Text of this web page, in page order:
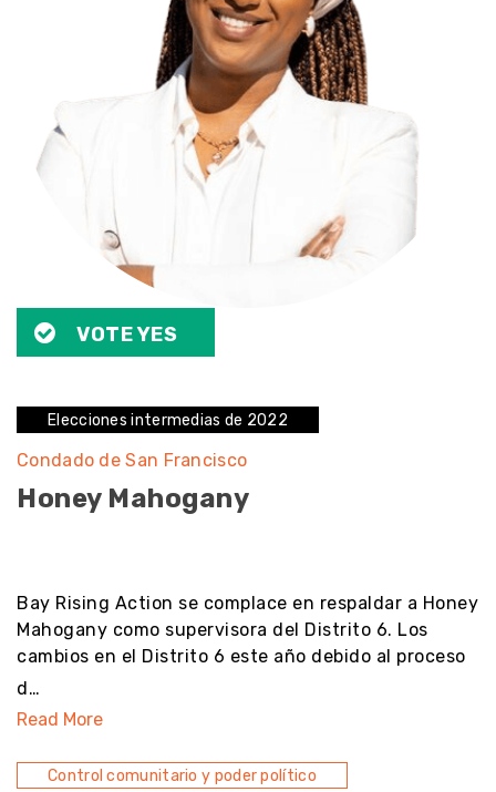
VOTE YES
Elecciones intermedias de 2022
Condado de San Francisco
Honey Mahogany
Bay Rising Action se complace en respaldar a Honey
Mahogany como supervisora del Distrito 6. Los
cambios en el Distrito 6 este año debido al proceso
d…
Read More
Control comunitario y poder político